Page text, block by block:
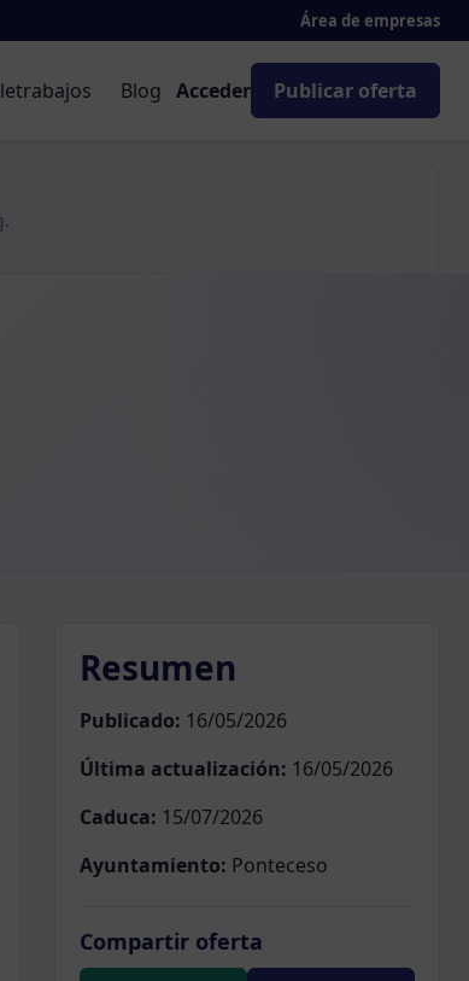
Área de empresas
Blog Acceder Publicar oferta
Resumen
Publicado: 16/05/2026
Última actualización: 16/05/2026
Caduca: 15/07/2026
Ayuntamiento: Ponteceso
Compartir oferta